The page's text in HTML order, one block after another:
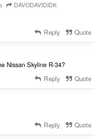
DAVODAVIDIDK
Reply Quote
Nissan Skyline R-34?
Reply Quote
Reply Quote